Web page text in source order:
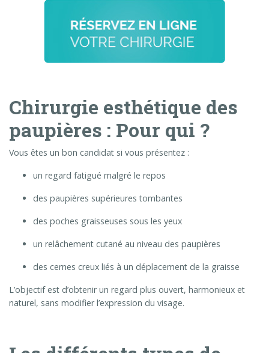
Chirurgie esthétique des
paupières : Pour qui ?
Vous êtes un bon candidat si vous présentez :
un regard fatigué malgré le repos
des paupières supérieures tombantes
des poches graisseuses sous les yeux
un relâchement cutané au niveau des paupières
des cernes creux liés à un déplacement de la graisse
L’objectif est d’obtenir un regard plus ouvert, harmonieux et
naturel, sans modifier l’expression du visage.